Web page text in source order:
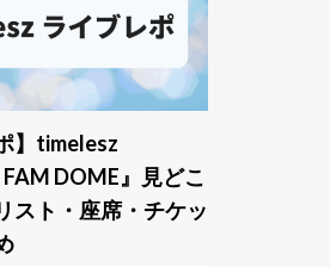
】timelesz
FAM DOME』見どこ
スト・座席・チケッ